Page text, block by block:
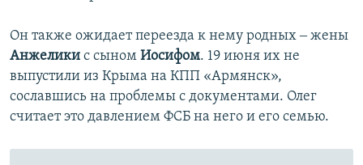
Он также ожидает переезда к нему родных ‒ жены
Анжелики с сыном Иосифом. 19 июня их не
выпустили из Крыма на КПП «Армянск»,
сославшись на проблемы с документами. Олег
считает это давлением ФСБ на него и его семью.